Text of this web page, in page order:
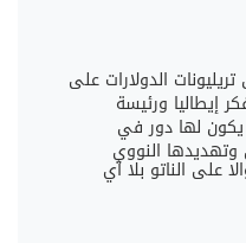
الدولارات على
إيطاليا ورئيسة
يكون لها دور في
وتهديدها النووي
على الناتو بلا أي